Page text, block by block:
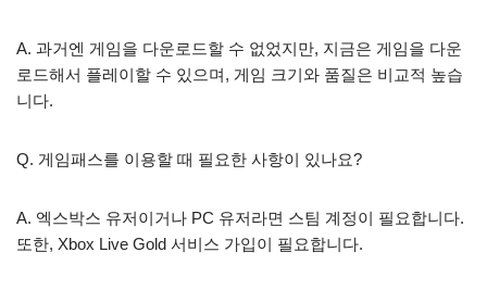
A. 과거엔 게임을 다운로드할 수 없었지만, 지금은 게임을 다운
로드해서 플레이할 수 있으며, 게임 크기와 품질은 비교적 높습
니다.
Q. 게임패스를 이용할 때 필요한 사항이 있나요?
A. 엑스박스 유저이거나 PC 유저라면 스팀 계정이 필요합니다.
또한, Xbox Live Gold 서비스 가입이 필요합니다.